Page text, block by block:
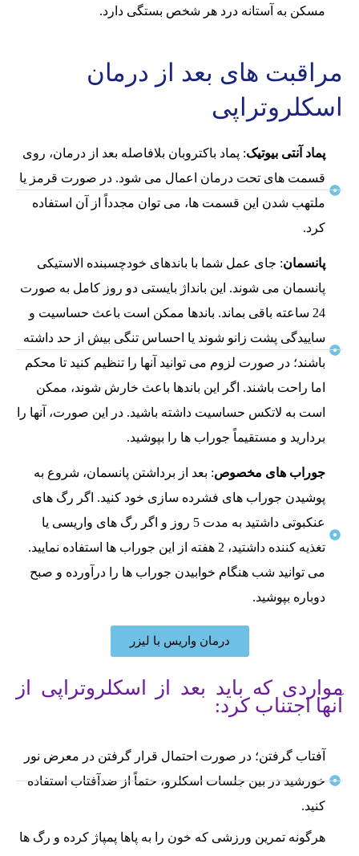
مسکن به آستانه درد هر شخص بستگی دارد.
مراقبت های بعد از درمان
اسکلروتراپی
پماد آنتی بیوتیک: پماد باکتروبان بلافاصله بعد از درمان، روی
قسمت های تحت درمان اعمال می شود. در صورت قرمز یا
ملتهب شدن این قسمت ها، می توان مجدداً از آن استفاده
کرد.
پانسمان: جای عمل شما با باندهای خودچسبنده الاستیکی
پانسمان می شوند. این بانداژ بایستی دو روز کامل به صورت
24 ساعته باقی بماند. باندها ممکن است باعث حساسیت و
ساییدگی پشت زانو شوند یا احساس تنگی بیش از حد داشته
باشند؛ در صورت لزوم می توانید آنها را تنظیم کنید تا محکم
اما راحت باشند. اگر این باندها باعث خارش شوند، ممکن
است به لاتکس حساسیت داشته باشید. در این صورت، آنها را
بردارید و مستقیماً جوراب ها را بپوشید.
جوراب های مخصوص: بعد از برداشتن پانسمان، شروع به
پوشیدن جوراب های فشرده سازی خود کنید. اگر رگ ‌های
عنکبوتی داشتید به مدت 5 روز و اگر رگ‌ های واریسی یا
تغذیه‌ کننده داشتید، 2 هفته از این جوراب ها استفاده نمایید.
می توانید شب هنگام خوابیدن جوراب ها را درآورده و صبح
دوباره بپوشید.
درمان واریس با لیزر
مواردی که باید بعد از اسکلروتراپی از
آنها اجتناب کرد:
آفتاب گرفتن؛ در صورت احتمال قرار گرفتن در معرض نور
خورشید در بین جلسات اسکلرو، حتماً از ضدآفتاب استفاده
کنید.
هرگونه تمرین ورزشی که خون را به پاها پمپاژ کرده و رگ ها